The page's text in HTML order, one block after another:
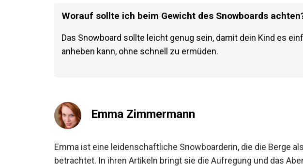
Worauf sollte ich beim Gewicht des Snowboards
Das Snowboard sollte leicht genug sein, damit dein Kind es
anheben kann, ohne schnell zu ermüden.
Emma Zimmermann
Emma ist eine leidenschaftliche Snowboarderin, die die Berge
betrachtet. In ihren Artikeln bringt sie die Aufregung und das